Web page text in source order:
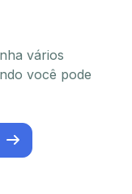
vários
você pode